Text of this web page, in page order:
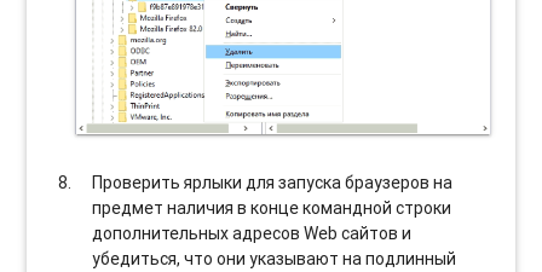
Проверить ярлыки для запуска браузеров на
предмет наличия в конце командной строки
дополнительных адресов Web сайтов и
убедиться, что они указывают на подлинный